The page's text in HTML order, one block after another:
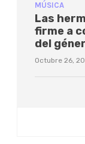
MÚSICA
Las
firme a
del
Octubre 26,